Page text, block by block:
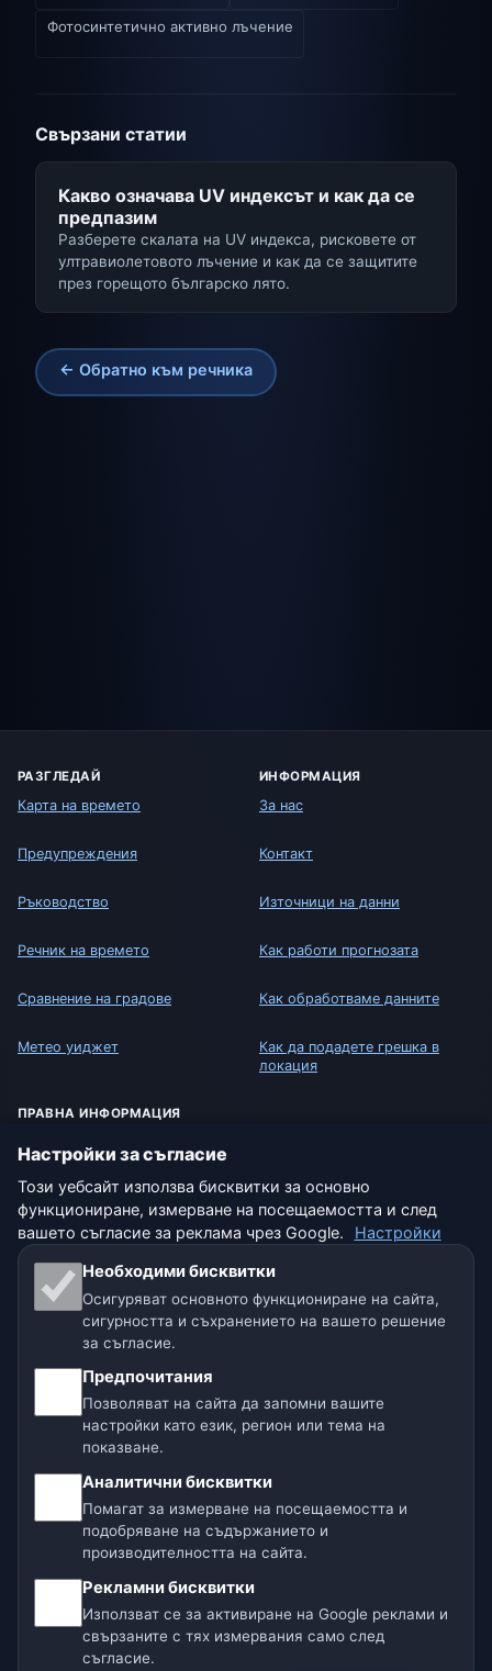
Фотосинтетично активно лъчение
Свързани статии
Какво означава UV индексът и как да се
предпазим
Разберете скалата на UV индекса, рисковете от
ултравиолетовото лъчение и как да се защитите
през горещото българско лято.
← Обратно към речника
РАЗГЛЕДАЙ
Карта на времето
Предупреждения
Ръководство
Речник на времето
Сравнение на градове
Метео уиджет
ИНФОРМАЦИЯ
За нас
Контакт
Източници на данни
Как работи прогнозата
Как обработваме данните
Как да подадете грешка в
локация
ПРАВНА ИНФОРМАЦИЯ
Бисквитки
Условия за ползване
Отказ от отговорност
Помагаме на животните
Карта на сайта
Настройки
Нашите метео сайтове:
🇨🇿 Чехия 🇭🇷 Хърватия
🇩🇪🇦🇹🇨🇭 Германия / Австрия / Швейцария
🌎 Латинска Америка и Испания
Настройки за съгласие
Този уебсайт използва бисквитки за основно
функциониране, измерване на посещаемостта и след
вашето съгласие за реклама чрез Google.
Настройки
Необходими бисквитки
Осигуряват основното функциониране на сайта,
сигурността и съхранението на вашето решение
за съгласие.
Предпочитания
Позволяват на сайта да запомни вашите
настройки като език, регион или тема на
показване.
Аналитични бисквитки
Помагат за измерване на посещаемостта и
подобряване на съдържанието и
производителността на сайта.
Рекламни бисквитки
Използват се за активиране на Google реклами и
свързаните с тях измервания само след
съгласие.